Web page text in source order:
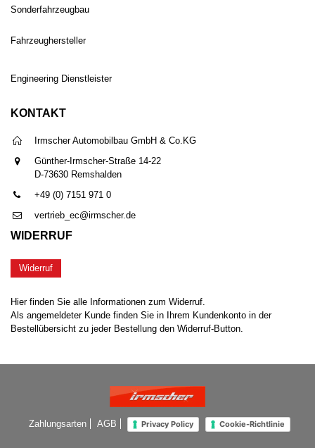
Sonderfahrzeugbau
Fahrzeughersteller
Engineering Dienstleister
KONTAKT
Irmscher Automobilbau GmbH & Co.KG
Günther-Irmscher-Straße 14-22
D-73630 Remshalden
+49 (0) 7151 971 0
vertrieb_ec@irmscher.de
WIDERRUF
Widerruf
Hier finden Sie alle Informationen zum Widerruf.
Als angemeldeter Kunde finden Sie in Ihrem Kundenkonto in der
Bestellübersicht zu jeder Bestellung den Widerruf-Button.
Zahlungsarten AGB Privacy Policy Cookie-Richtlinie